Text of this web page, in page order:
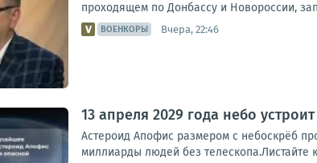
проходящем по Донбассу и Новороссии,
ВОЕНКОРЫ Вчера, 22:46
13 апреля 2029 года небо
Астероид Апофис размером с небоскрёб
миллиарды людей без телескопа.Листайте